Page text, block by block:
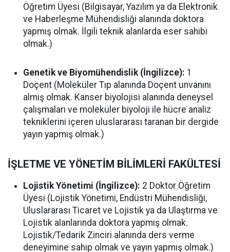
Öğretim Üyesi (Bilgisayar, Yazılım ya da Elektronik
ve Haberleşme Mühendisliği alanında doktora
yapmış olmak. İlgili teknik alanlarda eser sahibi
olmak.)
Genetik ve Biyomühendislik (İngilizce): 1
Doçent (Moleküler Tıp alanında Doçent unvanını
almış olmak. Kanser biyolojisi alanında deneysel
çalışmaları ve moleküler biyoloji ile hücre analiz
tekniklerini içeren uluslararası taranan bir dergide
yayın yapmış olmak.)
İŞLETME VE YÖNETİM BİLİMLERİ FAKÜLTESİ
Lojistik Yönetimi (İngilizce): 2 Doktor Öğretim
Üyesi (Lojistik Yönetimi, Endüstri Mühendisliği,
Uluslararası Ticaret ve Lojistik ya da Ulaştırma ve
Lojistik alanlarında doktora yapmış olmak.
Lojistik/Tedarik Zinciri alanında ders verme
deneyimine sahip olmak ve yayın yapmış olmak.)